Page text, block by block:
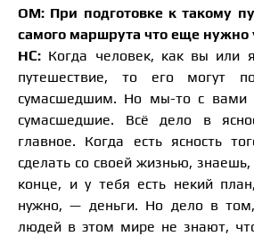
ОМ: При подготовке к такому
самого маршрута что еще нужно
НС: Когда человек, как вы или
путешествие, то его могут
сумасшедшим. Но мы-то с вами
сумасшедшие. Всё дело в
главное. Когда есть ясность
сделать со своей жизнью,
конце, и у тебя есть некий
нужно, — деньги. Но дело в
людей в этом мире не знают,